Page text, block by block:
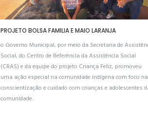
PROJETO BOLSA FAMILIA E MAIO LARANJA
o Governo Municipal, por meio da Secretaria de
Social, do Centro de Referência da Assistência Social
(CRAS) e da equipe do projeto Criança Feliz, promoveu
uma ação especial na comunidade indígena com foco na
conscientização e cuidado com crianças e adolescentes
comunidade.